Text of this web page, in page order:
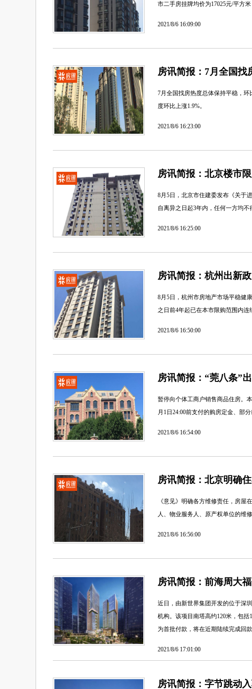
市二手房挂牌均价为17025元/平方
2021/8/6 16:09:00
房讯简报：7月全国找
7月全国找房热度总体保持平稳，环
度环比上涨1.9%。
2021/8/6 16:23:00
房讯简报：北京楼市
8月5日，北京市住建委发布《关于
自离异之日起3年内，任何一方均不
2021/8/6 16:25:00
房讯简报：杭州出新
8月5日，杭州市房地产市场平稳健
之日前4年起已在本市限购范围内连
2021/8/6 16:50:00
房讯简报：“莞八条”
暂停向个体工商户销售商品住房。
月1日24:00前支付的购房定金、部
2021/8/6 16:54:00
房讯简报：北京明确
《意见》明确各方维修责任，房屋
人、物业服务人、原产权单位的维修
2021/8/6 16:56:00
房讯简报：前海周大
近日，由新世界集团开发的位于深
机构。该项目南塔高约120米，包
为首批付款，将在近期陆续完成回款
2021/8/6 17:01:00
房讯简报：字节跳动